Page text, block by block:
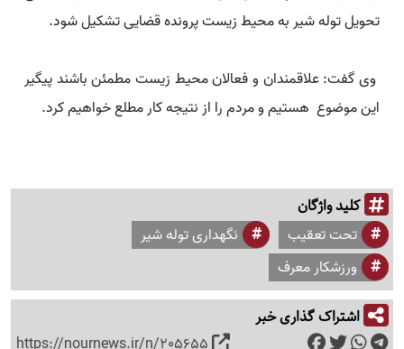
تحویل توله شیر به محیط زیست پرونده قضایی تشکیل شود.
وی گفت: علاقمندان و فعالان محیط زیست مطمئن باشند پیگیر
این موضوع هستیم و مردم را از نتیجه کار مطلع خواهیم کرد.
کلید واژگان
تحت تعقیب
نگهداری توله شیر
ورزشکار معرف
اشتراک گذاری خبر